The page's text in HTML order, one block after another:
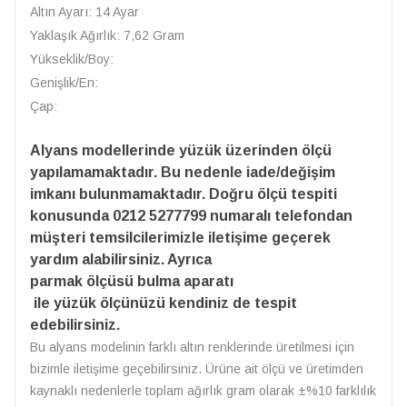
Altın Ayarı: 14 Ayar
Yaklaşık Ağırlık: 7,62 Gram
Yükseklik/Boy:
Genişlik/En:
Çap:
Alyans modellerinde yüzük üzerinden ölçü
yapılamamaktadır. Bu nedenle iade/değişim
imkanı bulunmamaktadır. Doğru ölçü tespiti
konusunda 0212 5277799 numaralı telefondan
müşteri temsilcilerimizle iletişime geçerek
yardım alabilirsiniz. Ayrıca
parmak ölçüsü bulma aparatı
ile yüzük ölçünüzü kendiniz de tespit
edebilirsiniz.
Bu alyans modelinin farklı altın renklerinde üretilmesi için
bizimle iletişime geçebilirsiniz. Ürüne ait ölçü ve üretimden
kaynaklı nedenlerle toplam ağırlık gram olarak ±%10 farklılık